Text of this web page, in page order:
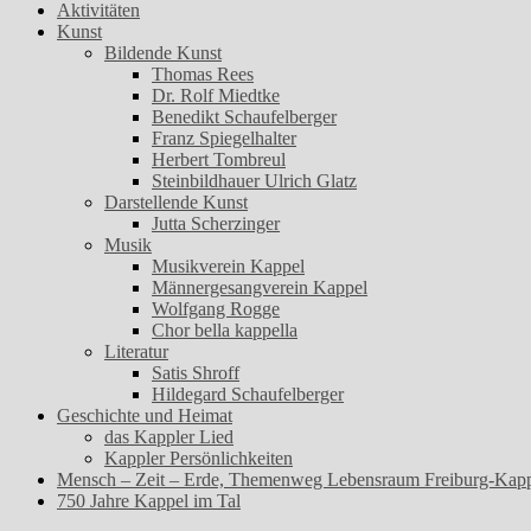
Aktivitäten
Kunst
Bildende Kunst
Thomas Rees
Dr. Rolf Miedtke
Benedikt Schaufelberger
Franz Spiegelhalter
Herbert Tombreul
Steinbildhauer Ulrich Glatz
Darstellende Kunst
Jutta Scherzinger
Musik
Musikverein Kappel
Männergesangverein Kappel
Wolfgang Rogge
Chor bella kappella
Literatur
Satis Shroff
Hildegard Schaufelberger
Geschichte und Heimat
das Kappler Lied
Kappler Persönlichkeiten
Mensch – Zeit – Erde, Themenweg Lebensraum Freiburg-
750 Jahre Kappel im Tal